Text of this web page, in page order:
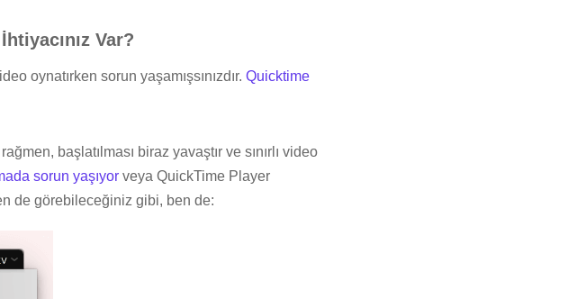
Var?
oynatırken sorun yaşamışsınızdır. Quicktime
başlatılması biraz yavaştır ve sınırlı video
sorun yaşıyor veya QuickTime Player
de görebileceğiniz gibi, ben de: